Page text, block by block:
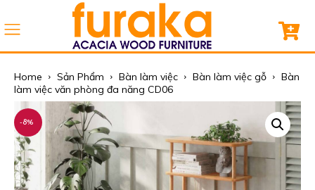
Home Sản Phẩm Bàn làm việc Bàn làm việc gỗ
Bàn
làm việc văn phòng đa năng CD06
-8%